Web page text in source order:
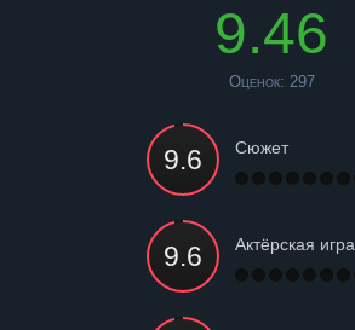
9.46
Оценок: 297
Сюжет
Актёрская игра